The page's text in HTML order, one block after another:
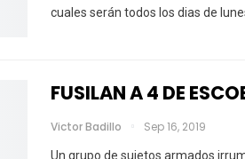
cuales serán todos los dias de
FUSILAN A 4 DE
Victor Badillo Sep 16, 2019
Un grupo de sujetos armados